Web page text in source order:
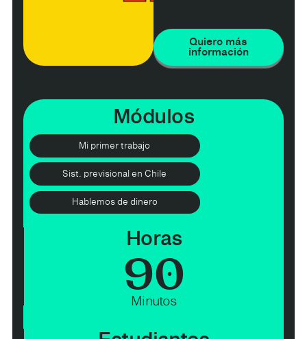
Quiero más
información
Módulos
Mi primer trabajo
Sist. previsional en Chile
Hablemos de dinero
Horas
Minutos
90